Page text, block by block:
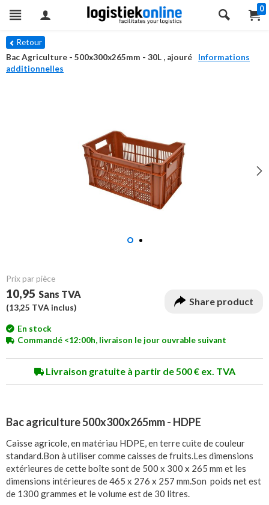
0
Retour
Bac Agriculture - 500x300x265mm - 30L , ajouré
Informations
additionnelles
Prix ​​par pièce
10,95 Sans TVA
(13,25 TVA inclus)
Share product
En stock
Commandé <12:00h, livraison le jour ouvrable suivant
Livraison gratuite à partir de 500 € ex. TVA
Bac agriculture 500x300x265mm - HDPE
Caisse agricole, en matériau HDPE, en terre cuite de couleur
standard.Bon à utiliser comme caisses de fruits.Les dimensions
extérieures de cette boîte sont de 500 x 300 x 265 mm et les
dimensions intérieures de 465 x 276 x 257 mm.Son poids net est
de 1300 grammes et le volume est de 30 litres.